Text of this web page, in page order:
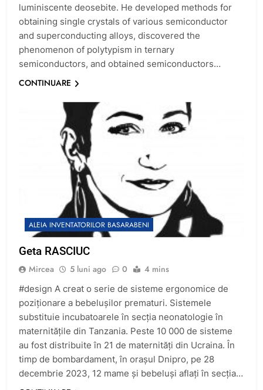
luminiscente deosebite. He developed methods for
obtaining single crystals of various semiconductor
and superconducting alloys, discovered the
phenomenon of polytypism in ternary
semiconductors, and obtained semiconductors…
CONTINUARE
ALEIA INVENTATORILOR BASARABENI
Geta RASCIUC
Mircea 5 luni ago 0 4 mins
#design A creat o serie de sisteme ergonomice de
poziționare a bebelușilor prematuri. Sistemele
substituie incubatoarele în secția neonatologie în
maternitățile din Tanzania. Peste 10 000 de sisteme
au fost distribuite în 21 de maternități din Ucraina. În
timp de bombardament, în orașul Dnipro, pe 28
decembrie 2023, 12 mame și bebeluși aflați în secția…